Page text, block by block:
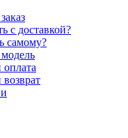
с доставкой?
самому?
оплата